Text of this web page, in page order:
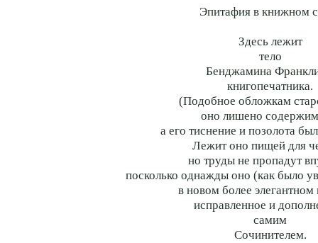
Эпитафия в книжном
Здесь лежит
тело
Бенджамина
книгопечатника.
(Подобное обложкам
оно лишено
а его тиснение и позолота
Лежит оно пищей для
но труды не пропадут
посколько однажды оно (как было
в новом более элегантном
исправленное и
самим
Сочинителем.